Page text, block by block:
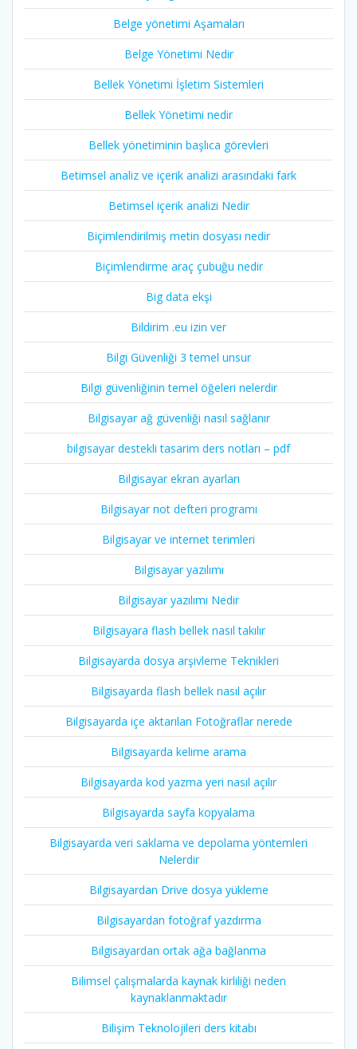
Belge yönetimi Aşamaları
Belge Yönetimi Nedir
Bellek Yönetimi İşletim Sistemleri
Bellek Yönetimi nedir
Bellek yönetiminin başlıca görevleri
Betimsel analiz ve içerik analizi arasındaki fark
Betimsel içerik analizi Nedir
Biçimlendirilmiş metin dosyası nedir
Biçimlendirme araç çubuğu nedir
Big data ekşi
Bildirim .eu izin ver
Bilgi Güvenliği 3 temel unsur
Bilgi güvenliğinin temel öğeleri nelerdir
Bilgisayar ağ güvenliği nasıl sağlanır
bilgisayar destekli tasarim ders notları – pdf
Bilgisayar ekran ayarları
Bilgisayar not defteri programı
Bilgisayar ve internet terimleri
Bilgisayar yazılımı
Bilgisayar yazılımı Nedir
Bilgisayara flash bellek nasıl takılır
Bilgisayarda dosya arşivleme Teknikleri
Bilgisayarda flash bellek nasıl açılır
Bilgisayarda içe aktarılan Fotoğraflar nerede
Bilgisayarda kelime arama
Bilgisayarda kod yazma yeri nasıl açılır
Bilgisayarda sayfa kopyalama
Bilgisayarda veri saklama ve depolama yöntemleri
Nelerdir
Bilgisayardan Drive dosya yükleme
Bilgisayardan fotoğraf yazdırma
Bilgisayardan ortak ağa bağlanma
Bilimsel çalışmalarda kaynak kirliliği neden
kaynaklanmaktadır
Bilişim Teknolojileri ders kitabı